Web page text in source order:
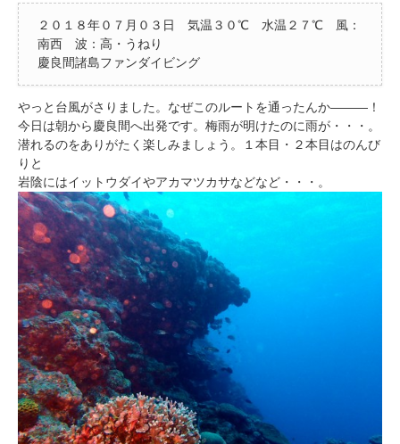
２０１８年０７月０３日 気温３０℃ 水温２７℃ 風：
南西 波：高・うねり
慶良間諸島ファンダイビング
やっと台風がさりました。なぜこのルートを通ったんか―――！
今日は朝から慶良間へ出発です。梅雨が明けたのに雨が・・・。
潜れるのをありがたく楽しみましょう。１本目・２本目はのんび
りと
岩陰にはイットウダイやアカマツカサなどなど・・・。